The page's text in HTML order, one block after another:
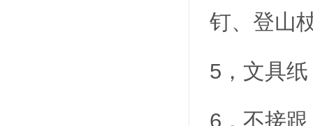
钉、登山
5，文具
6，不接